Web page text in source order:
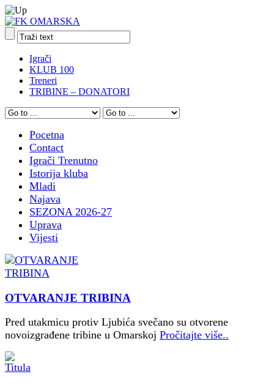
Igrači
KLUB 100
Treneri
TRIBINE – DONATORI
Pocetna
Contact
Igrači Trenutno
Istorija kluba
Mladi
Najava
SEZONA 2026-27
Uprava
Vijesti
OTVARANJE TRIBINA
Pred utakmicu protiv Ljubića svečano su otvorene
novoizgrađene tribine u Omarskoj Pročitajte više..